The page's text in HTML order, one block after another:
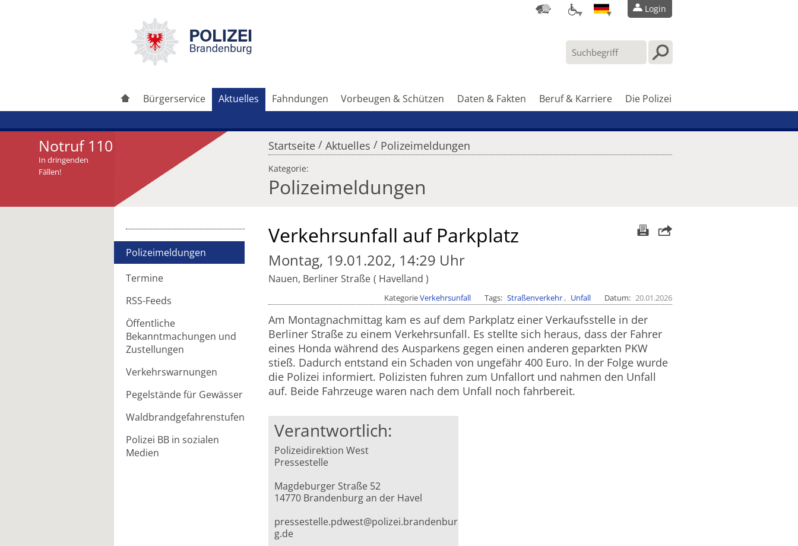
Login
Bürgerservice Aktuelles Fahndungen Vorbeugen & Schützen Daten & Fakten Beruf & Karriere Die Polizei
Notruf 110
In dringenden
Fällen!
Startseite / Aktuelles / Polizeimeldungen
Kategorie:
Polizeimeldungen
Polizeimeldungen
Termine
RSS-Feeds
Öffentliche
Bekanntmachungen und
Zustellungen
Verkehrswarnungen
Pegelstände für Gewässer
Waldbrandgefahrenstufen
Polizei BB in sozialen
Medien
Artikel weiterleiten Verkehrsunfall auf Parkplatz
Montag, 19.01.202, 14:29 Uhr
Nauen, Berliner Straße Havelland
KategorieVerkehrsunfall Tags Straßenverkehr Unfall Datum 20.01.2026
Am Montagnachmittag kam es auf dem Parkplatz einer Verkaufsstelle in der
Berliner Straße zu einem Verkehrsunfall. Es stellte sich heraus, dass der Fahrer
eines Honda während des Ausparkens gegen einen anderen geparkten PKW
stieß. Dadurch entstand ein Schaden von ungefähr 400 Euro. In der Folge wurde
die Polizei informiert. Polizisten fuhren zum Unfallort und nahmen den Unfall
auf. Beide Fahrzeuge waren nach dem Unfall noch fahrbereit.
Verantwortlich:
Polizeidirektion West
Pressestelle
Magdeburger Straße 52
14770 Brandenburg an der Havel
pressestelle.pdwest@polizei.brandenbur
g.de